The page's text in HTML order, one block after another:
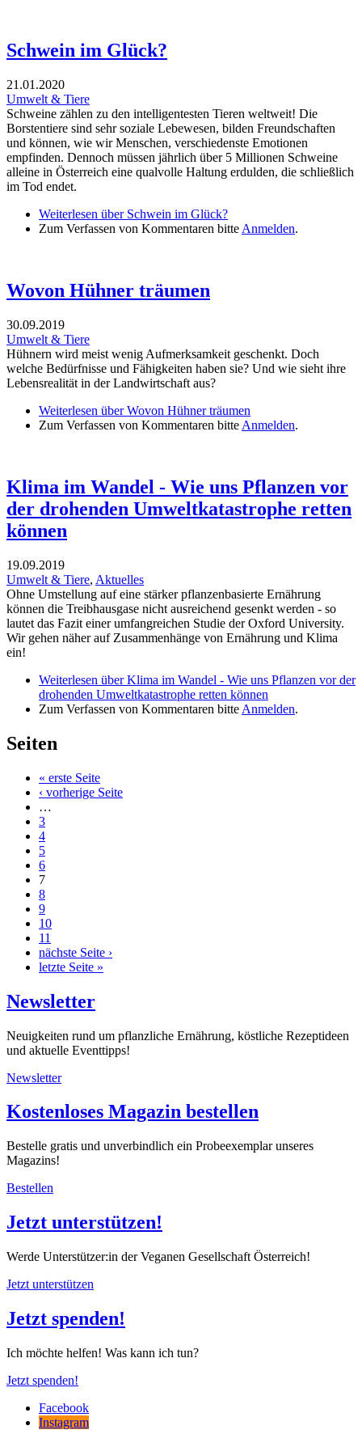
Schwein im Glück?
21.01.2020
Umwelt & Tiere
Schweine zählen zu den intelligentesten Tieren weltweit! Die
Borstentiere sind sehr soziale Lebewesen, bilden Freundschaften
und können, wie wir Menschen, verschiedenste Emotionen
empfinden. Dennoch müssen jährlich über 5 Millionen Schweine
alleine in Österreich eine qualvolle Haltung erdulden, die schließlich
im Tod endet.
Weiterlesen über Schwein im Glück?
Zum Verfassen von Kommentaren bitte Anmelden.
Wovon Hühner träumen
30.09.2019
Umwelt & Tiere
Hühnern wird meist wenig Aufmerksamkeit geschenkt. Doch
welche Bedürfnisse und Fähigkeiten haben sie? Und wie sieht ihre
Lebensrealität in der Landwirtschaft aus?
Weiterlesen über Wovon Hühner träumen
Zum Verfassen von Kommentaren bitte Anmelden.
Klima im Wandel - Wie uns Pflanzen vor
der drohenden Umweltkatastrophe retten
können
19.09.2019
Umwelt & Tiere, Aktuelles
Ohne Umstellung auf eine stärker pflanzenbasierte Ernährung
können die Treibhausgase nicht ausreichend gesenkt werden - so
lautet das Fazit einer umfangreichen Studie der Oxford University.
Wir gehen näher auf Zusammenhänge von Ernährung und Klima
ein!
Weiterlesen über Klima im Wandel - Wie uns Pflanzen vor der
drohenden Umweltkatastrophe retten können
Zum Verfassen von Kommentaren bitte Anmelden.
Seiten
« erste Seite
‹ vorherige Seite
…
3
4
5
6
7
8
9
10
11
nächste Seite ›
letzte Seite »
Newsletter
Neuigkeiten rund um pflanzliche Ernährung, köstliche Rezeptideen
und aktuelle Eventtipps!
Newsletter
Kostenloses Magazin bestellen
Bestelle gratis und unverbindlich ein Probeexemplar unseres
Magazins!
Bestellen
Jetzt unterstützen!
Werde Unterstützer:in der Veganen Gesellschaft Österreich!
Jetzt unterstützen
Jetzt spenden!
Ich möchte helfen! Was kann ich tun?
Jetzt spenden!
Facebook
Instagram